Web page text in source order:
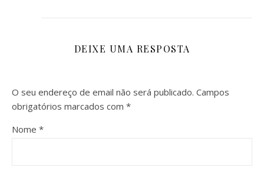
DEIXE UMA RESPOSTA
O seu endereço de email não será publicado. Campos
obrigatórios marcados com *
Nome *